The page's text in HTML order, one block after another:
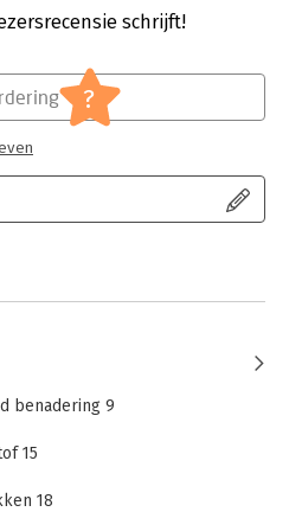
in de gezondheidszorg
in een na- of
en media
schrijft!
?
benadering 9
15
18